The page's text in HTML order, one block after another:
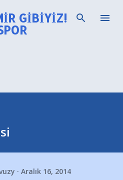
atla
GIBIYIZ!
Aralık 16, 2014